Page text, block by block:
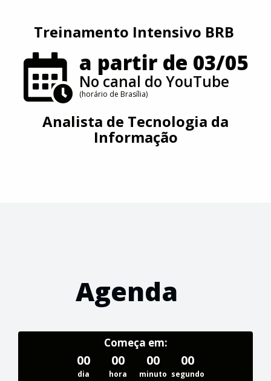
Treinamento Intensivo BRB
a partir de 03/05
No canal do YouTube
(horário de Brasília)
Analista de Tecnologia da
Informação
Agenda
Começa em:
00
dia
00
hora
00
minuto
00
segundo